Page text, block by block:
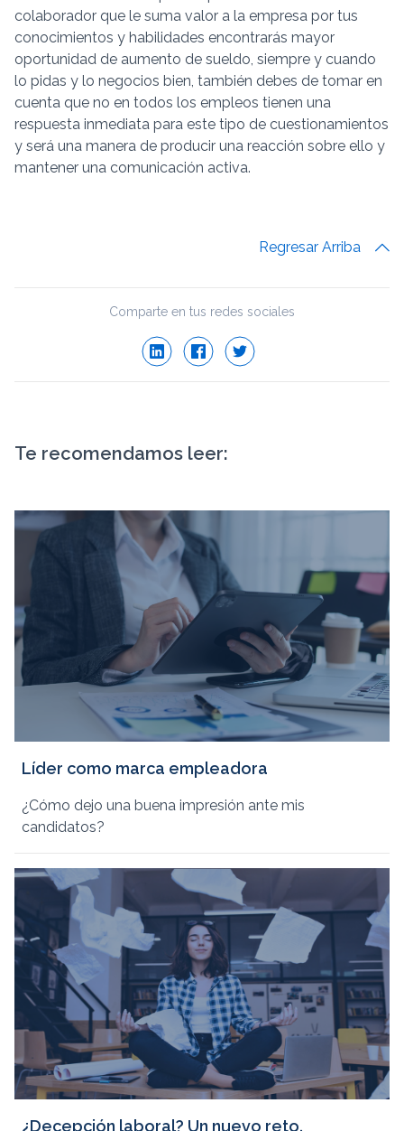
colaborador que le suma valor a la empresa por tus
conocimientos y habilidades encontrarás mayor
oportunidad de aumento de sueldo, siempre y cuando
lo pidas y lo negocios bien, también debes de tomar en
cuenta que no en todos los empleos tienen una
respuesta inmediata para este tipo de cuestionamientos
y será una manera de producir una reacción sobre ello y
mantener una comunicación activa.
Regresar Arriba
Comparte en tus redes sociales
Te recomendamos leer:
Líder como marca empleadora
¿Cómo dejo una buena impresión ante mis
candidatos?
¿Decepción laboral? Un nuevo reto.